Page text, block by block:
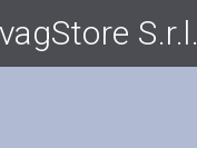
S.r.l.